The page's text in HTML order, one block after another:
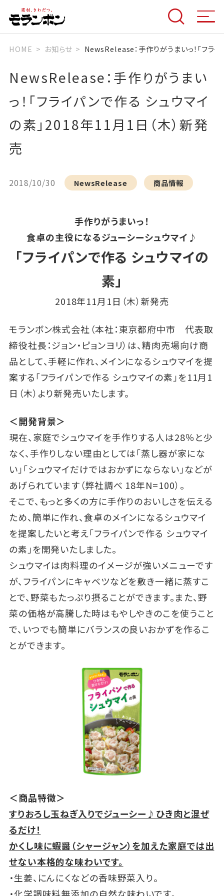
HOME お知らせ NewsRelease：手作りがうまいっ！「フラ
NewsRelease：手作りがうまい
っ！「フライパンで作る シュウマイ
の素」2018年11月1日（木）新発
売
2018/10/30 NewsRelease 商品情報
手作りがうまいっ！
食卓の主役になるジューシーシュウマイ♪
「フライパンで作る シュウマイの
素」
2018年11月1日（木）新発売
モランボン株式会社（本社：東京都府中市 代表取
締役社長：ジョン・ピョンヨリ）は、精肉売場向け商
品として、手軽に作れ、メインになるシュウマイを提
案する「フライパンで作る シュウマイの素」を11月1
日（木）より新発売いたします。
＜開発背景＞
現在、家庭でシュウマイを手作りする人は28％と少
なく、手作りしない理由としては「蒸し器が家にな
い」「シュウマイだけではおかずにならない」などが
あげられています（弊社調べ 18年N=100）。
そこで、もっと多くの方に手作りのおいしさを伝える
ため、簡単に作れ、食卓のメインになるシュウマイ
を提案したいと考え「フライパンで作る シュウマイ
の素」を開発いたしました。
シュウマイは肉料理のイメージが強いメニューです
が、フライパンにキャベツなどを敷き一緒に蒸すこ
とで、野菜もたっぷり摂ることができます。また、野
菜の価格が高騰した時はもやしやきのこを使うこと
で、いつでも簡単にバランスの良いおかずを作るこ
とができます。
＜商品特徴＞
すりおろし玉ねぎ入りでジューシー♪ひき肉と混ぜ
るだけ！
かくし味に蝦醤（シャージャン）を加えた家庭では出
せない本格的な味わいです。
・生姜、にんにくなどの香味野菜入り。